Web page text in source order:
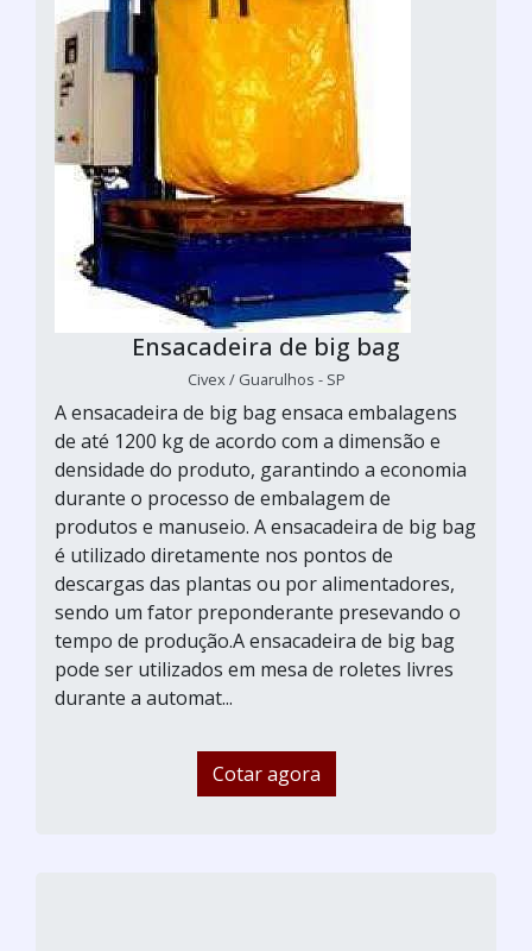
Ensacadeira de big bag
Civex / Guarulhos - SP
A ensacadeira de big bag ensaca embalagens
de até 1200 kg de acordo com a dimensão e
densidade do produto, garantindo a economia
durante o processo de embalagem de
produtos e manuseio. A ensacadeira de big bag
é utilizado diretamente nos pontos de
descargas das plantas ou por alimentadores,
sendo um fator preponderante presevando o
tempo de produção.A ensacadeira de big bag
pode ser utilizados em mesa de roletes livres
durante a automat...
Cotar agora